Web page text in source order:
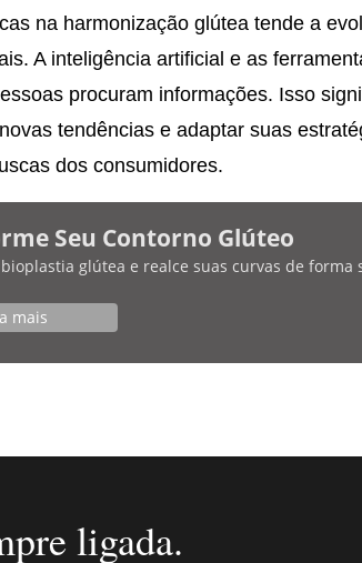
na harmonização glútea tende a
A inteligência artificial e as
procuram informações. Isso
tendências e adaptar suas
dos consumidores.
Seu Contorno Glúteo
glútea e realce suas curvas de forma
mais
ligada.